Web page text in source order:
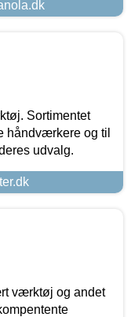
Sortimentet
håndværkere og til
udvalg.
værktøj og andet